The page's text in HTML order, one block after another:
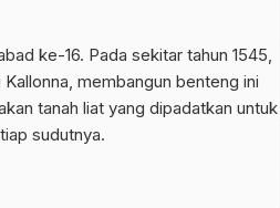
ke-16. Pada sekitar tahun 1545,
membangun benteng ini
tanah liat yang dipadatkan untuk
sudutnya.